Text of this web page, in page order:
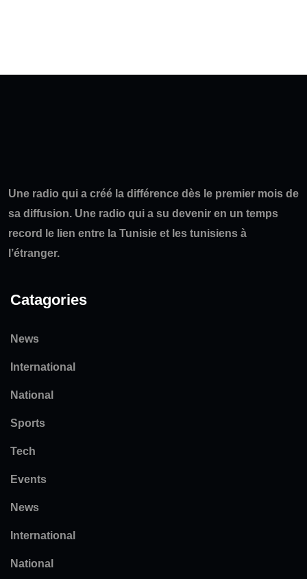
Une radio qui a créé la différence dès le premier mois de
sa diffusion. Une radio qui a su devenir en un temps
record le lien entre la Tunisie et les tunisiens à
l’étranger.
Catagories
News
International
National
Sports
Tech
Events
News
International
National